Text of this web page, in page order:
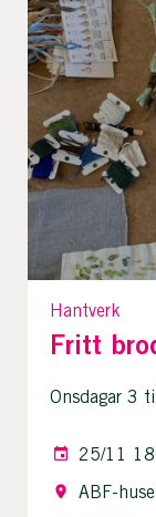
Hantverk
Fritt
Onsdagar 3
25/11
ABF-